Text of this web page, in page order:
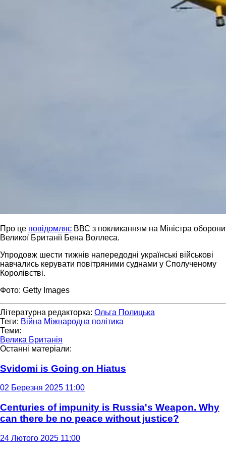
Про це повідомляє ВВС з покликанням на Міністра оборони
Великої Британії Бена Воллеса.
Упродовж шести тижнів напередодні українські військові
навчались керувати повітряними суднами у Сполученому
Королівстві.
Фото: Getty Images
Літературна редакторка: Ольга Полицька
Теги: Війна Міжнародна політика
Теми:
Велика Британія
Останні матеріали:
Svidomi is Going on Hiatus
02 Березня 2025 11:00
Centuries of impunity is Russia's Weapon. Why
can there be no peace without justice?
24 Лютого 2025 11:00